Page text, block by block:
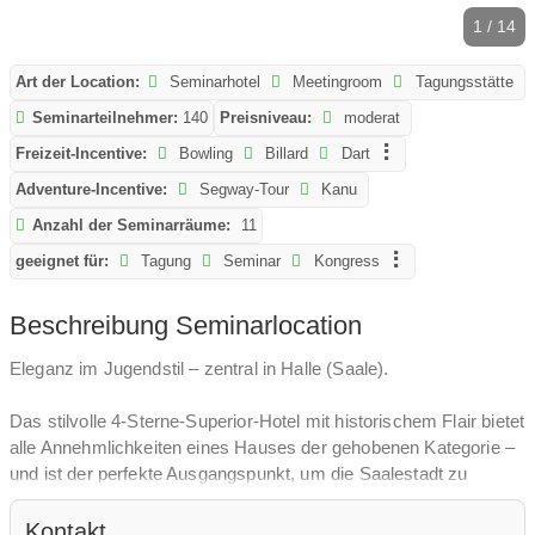
1 / 14
Art der Location: Seminarhotel Meetingroom
Tagungsstätte
Seminarteilnehmer: 140 Preisniveau:
moderat
Freizeit-Incentive:
Bowling Billard
Dart
Adventure-Incentive:
Segway-Tour
Kanu
Anzahl der Seminarräume:
11
geeignet für:
Tagung Seminar Kongress
Beschreibung Seminarlocation
Eleganz im Jugendstil – zentral in Halle (Saale).
Das stilvolle 4-Sterne-Superior-Hotel mit historischem Flair bietet
alle Annehmlichkeiten eines Hauses der gehobenen Kategorie –
und ist der perfekte Ausgangspunkt, um die Saalestadt zu
entdecken: etwa bei einem Besuch der ältesten
Schokoladenfabrik Deutschlands, Halloren, oder im einzigartigen